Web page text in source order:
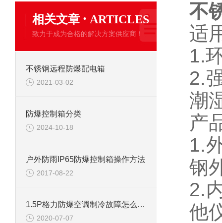
相关文章 · ARTICLES
致力于成为合格的解决方案供应商！
不锈钢远程防爆配电箱
2021-03-02
防爆控制箱分类
2024-10-18
户外防雨IP65防爆控制箱操作方法
2017-08-22
1.5P格力防爆空调制冷故障怎么办，别急我来教你
2020-07-07
不
适
1.
2.
潮
产
1.
钢
2.
他